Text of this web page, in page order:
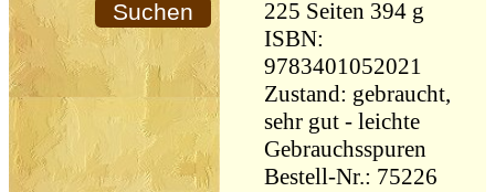
225 Seiten 394 g
ISBN:
9783401052021
Zustand: gebraucht,
sehr gut - leichte
Gebrauchsspuren
Bestell-Nr.: 75226